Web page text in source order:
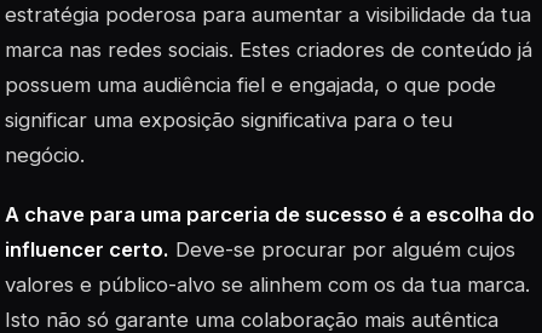
estratégia poderosa para aumentar a visibilidade da tua
marca nas redes sociais. Estes criadores de conteúdo já
possuem uma audiência fiel e engajada, o que pode
significar uma exposição significativa para o teu
negócio.
A chave para uma parceria de sucesso é a escolha do
influencer certo. Deve-se procurar por alguém cujos
valores e público-alvo se alinhem com os da tua marca.
Isto não só garante uma colaboração mais autêntica